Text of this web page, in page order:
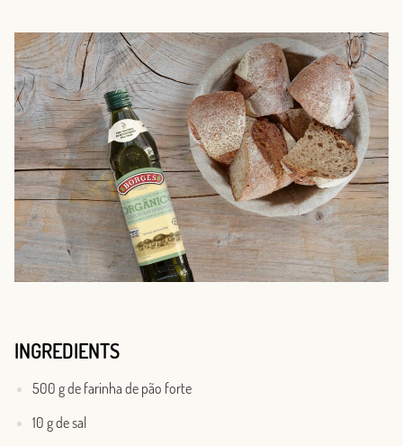
INGREDIENTS
500 g de farinha de pão forte
10 g de sal